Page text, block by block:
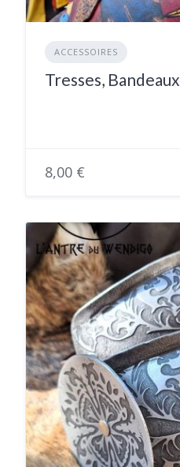
ACCESSOIRES
Tresses, Bandeaux
8,00 €